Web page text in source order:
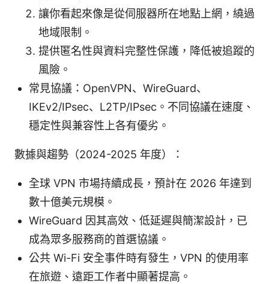
讓你看起來像是從伺服器所在地點上網，繞過
地域限制。
提供匿名性與資料完整性保護，降低被追蹤的
風險。
常見協議：OpenVPN、WireGuard、
IKEv2/IPsec、L2TP/IPsec。不同協議在速度、
穩定性與兼容性上各有優劣。
數據與趨勢（2024-2025 年度）：
全球 VPN 市場持續成長，預計在 2026 年達到
數十億美元規模。
WireGuard 因其高效、低延遲與簡潔設計，已
成為眾多服務商的首選協議。
公共 Wi-Fi 安全事件時有發生，VPN 的使用率
在旅遊、遠距工作者中顯著提高。